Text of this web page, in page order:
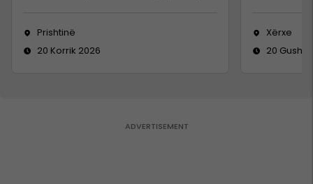
Prishtinë
20 Korrik 2026
Xërxe
20 Gusht